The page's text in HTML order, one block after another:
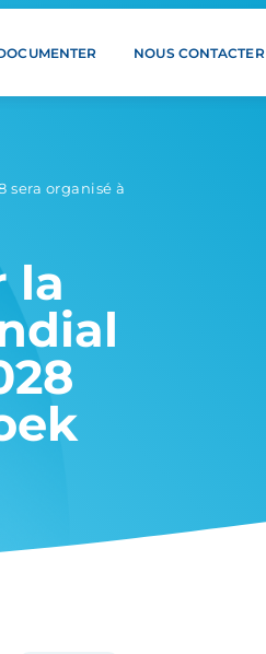
NOUS CONTACTER
sera organisé à
la